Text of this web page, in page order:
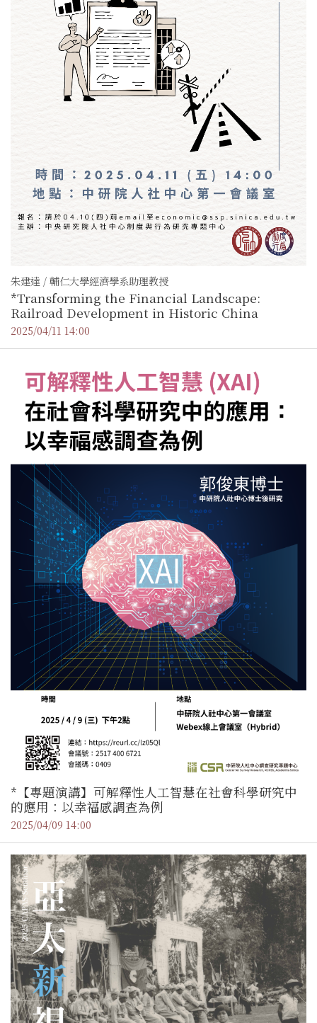
朱建達 / 輔仁大學經濟學系助理教授
*Transforming the Financial Landscape:
Railroad Development in Historic China
2025/04/11 14:00
*【專題演講】可解釋性人工智慧在社會科學研究中
的應用：以幸福感調查為例
2025/04/09 14:00